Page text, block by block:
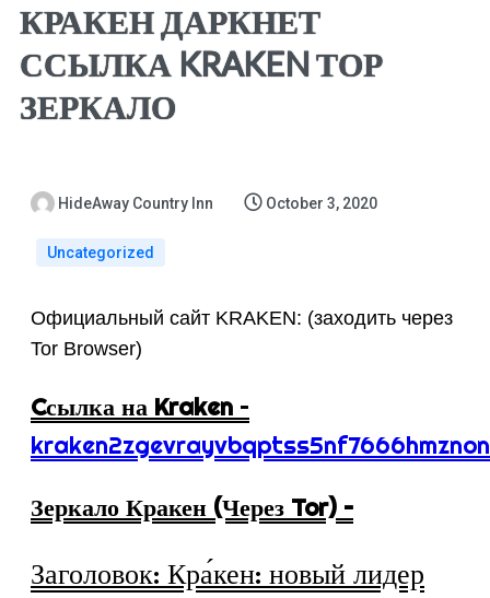
КРАКЕН ДАРКНЕТ
ССЫЛКА KRAKEN ТОР
ЗЕРКАЛО
HideAway Country Inn October 3, 2020
Uncategorized
Официальный сайт KRAKEN: (заходить через
Tor Browser)
Cсылка на Kraken –
Зеркало Кракен (Через Tor) –
Заголовок: Кра́кен: новый лидер